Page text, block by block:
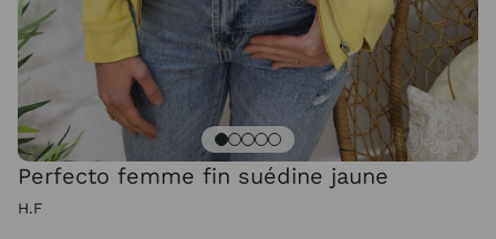
Perfecto femme fin suédine jaune
H.F